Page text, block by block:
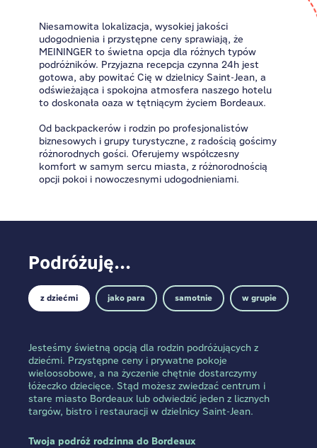
Niesamowita lokalizacja, wysokiej jakości
udogodnienia i przystępne ceny sprawiają, że
MEININGER to świetna opcja dla różnych typów
podróżników. Przyjazna recepcja czynna 24h jest
gotowa, aby powitać Cię w dzielnicy Saint-Jean, a
odświeżająca i spokojna atmosfera naszego hotelu
to doskonała oaza w tętniącym życiem Bordeaux.
Od backpackerów i rodzin po profesjonalistów
biznesowych i grupy turystyczne, z radością gościmy
różnorodnych gości. Oferujemy współczesny
komfort w samym sercu miasta, z różnorodnością
opcji pokoi i nowoczesnymi udogodnieniami.
Podróżuję...
z dziećmi jako para samotnie w grupie
Jesteśmy świetną opcją dla rodzin podróżujących z
dziećmi. Przystępne ceny i prywatne pokoje
wieloosobowe, a na życzenie chętnie dostarczymy
łóżeczko dziecięce. Stąd możesz zwiedzać centrum i
stare miasto Bordeaux lub odwiedzić jeden z licznych
targów, bistro i restauracji w dzielnicy Saint-Jean.
Twoja podróż rodzinna do Bordeaux